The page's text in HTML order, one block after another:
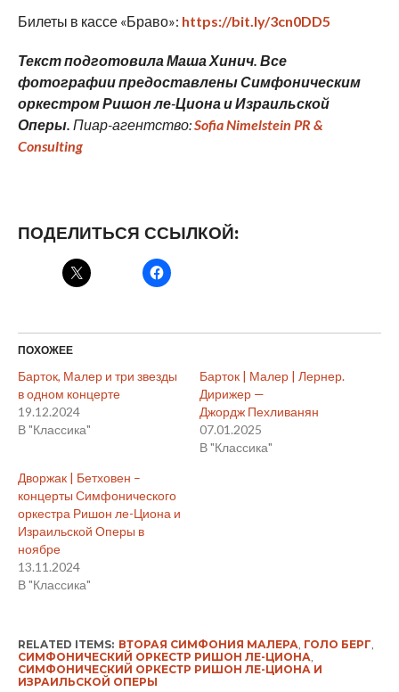
Билеты в кассе «Браво»: https://bit.ly/3cn0DD5
Текст подготовила Маша Хинич. Все
фотографии предоставлены Симфоническим
оркестром Ришон ле-Циона и Израильской
Оперы. Пиар-агентство:Sofia Nimelstein PR &
Consulting
ПОДЕЛИТЬСЯ ССЫЛКОЙ:
ПОХОЖЕЕ
Барток, Малер и три звезды
в одном концерте
19.12.2024
В "Классика"
Барток | Малер | Лернер.
Дирижер —
Джордж Пехливанян
07.01.2025
В "Классика"
Дворжак | Бетховен –
концерты Симфонического
оркестра Ришон ле-Циона и
Израильской Оперы в
ноябре
13.11.2024
В "Классика"
RELATED ITEMS: ВТОРАЯ СИМФОНИЯ МАЛЕРА, ГОЛО БЕРГ,
СИМФОНИЧЕСКИЙ ОРКЕСТР РИШОН ЛЕ-ЦИОНА,
СИМФОНИЧЕСКИЙ ОРКЕСТР РИШОН ЛЕ-ЦИОНА И
ИЗРАИЛЬСКОЙ ОПЕРЫ